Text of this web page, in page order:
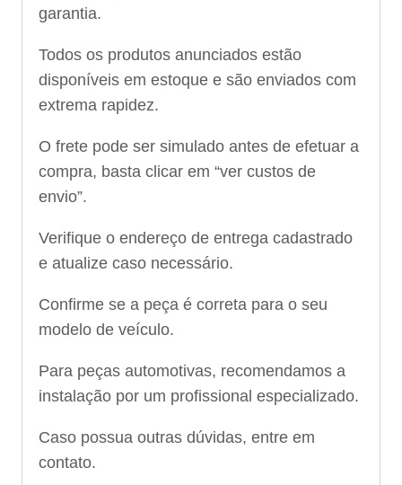
garantia.
Todos os produtos anunciados estão
disponíveis em estoque e são enviados com
extrema rapidez.
O frete pode ser simulado antes de efetuar a
compra, basta clicar em “ver custos de
envio”.
Verifique o endereço de entrega cadastrado
e atualize caso necessário.
Confirme se a peça é correta para o seu
modelo de veículo.
Para peças automotivas, recomendamos a
instalação por um profissional especializado.
Caso possua outras dúvidas, entre em
contato.